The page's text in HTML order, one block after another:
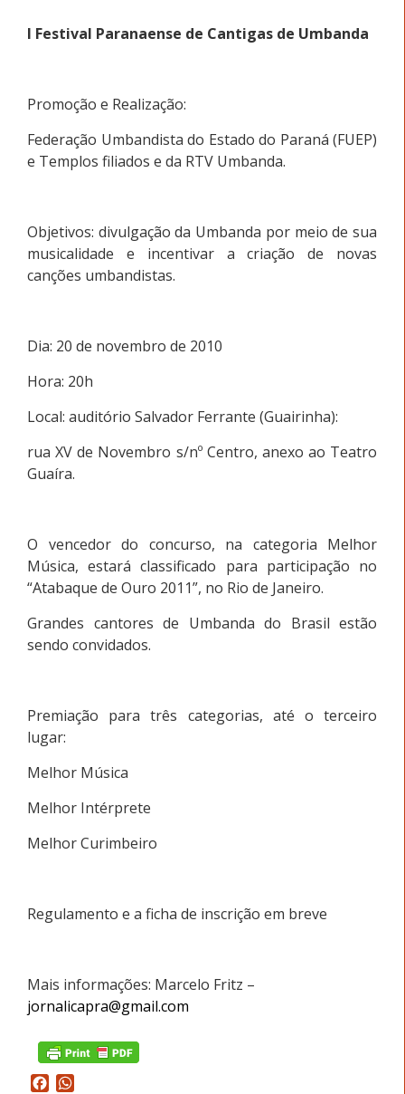
I Festival Paranaense de Cantigas de Umbanda
Promoção e Realização:
Federação Umbandista do Estado do Paraná (FUEP)
e Templos filiados e da RTV Umbanda.
Objetivos: divulgação da Umbanda por meio de sua
musicalidade e incentivar a criação de novas
canções umbandistas.
Dia: 20 de novembro de 2010
Hora: 20h
Local: auditório Salvador Ferrante (Guairinha):
rua XV de Novembro s/nº Centro, anexo ao Teatro
Guaíra.
O vencedor do concurso, na categoria Melhor
Música, estará classificado para participação no
“Atabaque de Ouro 2011”, no Rio de Janeiro.
Grandes cantores de Umbanda do Brasil estão
sendo convidados.
Premiação para três categorias, até o terceiro
lugar:
Melhor Música
Melhor Intérprete
Melhor Curimbeiro
Regulamento e a ficha de inscrição em breve
Mais informações: Marcelo Fritz –
jornalicapra@gmail.com
Facebook